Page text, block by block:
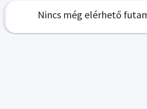
Nincs még elérhető